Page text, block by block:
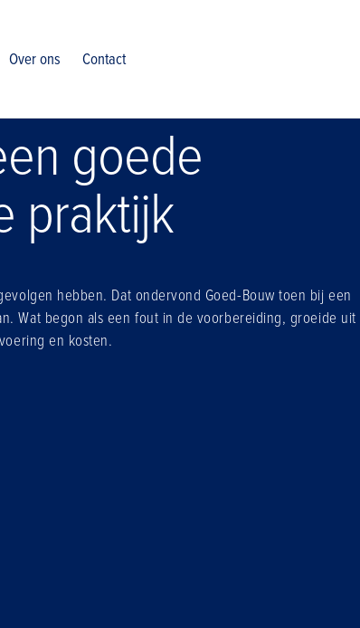
Over ons Contact
goede
praktijk
hebben. Dat ondervond Goed-Bouw toen bij een
Wat begon als een fout in de voorbereiding, groeide uit
en kosten.